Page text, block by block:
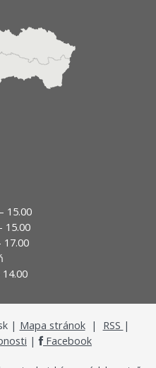
15.00
15.00
17.00
14.00
| Mapa stránok| RSS |
| Facebook